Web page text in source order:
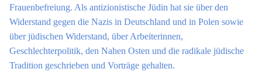
Frauenbefreiung. Als antizionistische Jüdin hat sie über den
Widerstand gegen die Nazis in Deutschland und in Polen sowie
über jüdischen Widerstand, über Arbeiterinnen,
Geschlechterpolitik, den Nahen Osten und die radikale jüdische
Tradition geschrieben und Vorträge gehalten.